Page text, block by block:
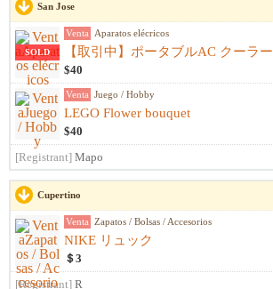
San Jose
SOLD
Venta Aparatos elécricos
【取引中】ポータブルAC クーラー
$40
Venta Juego / Hobby
LEGO Flower bouquet
$40
[Registrant] Mapo
Cupertino
Venta Zapatos / Bolsas / Accesorios
NIKE リュック
＄3
[Registrant] R